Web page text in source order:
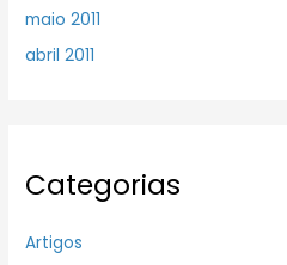
maio 2011
abril 2011
Categorias
Artigos